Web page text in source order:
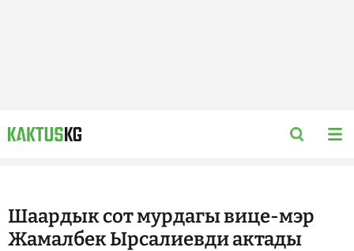
Шаардык сот мурдагы вице-мэр
Жамалбек Ырсалиевди актады